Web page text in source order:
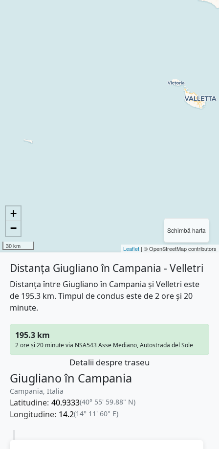
Schimbă harta
+
−
30 km Leaflet | © OpenStreetMap contributors
Distanța Giugliano în Campania - Velletri
Distanța între Giugliano în Campania și Velletri este
de 195.3 km. Timpul de condus este de 2 ore și 20
minute.
195.3 km
2 ore și 20 minute via NSA543 Asse Mediano, Autostrada del Sole
Detalii despre traseu
Giugliano în Campania
Campania, Italia
Latitudine: 40.9333(40° 55' 59.88" N)
Longitudine: 14.2(14° 11' 60" E)